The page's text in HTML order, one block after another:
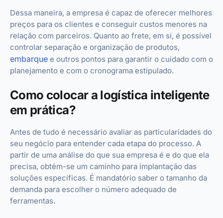
Dessa maneira, a empresa é capaz de oferecer melhores
preços para os clientes e conseguir custos menores na
relação com parceiros. Quanto ao frete, em si, é possível
controlar separação e organização de produtos,
embarque e outros pontos para garantir o cuidado com o
planejamento e com o cronograma estipulado.
Como colocar a logística inteligente
em prática?
Antes de tudo é necessário avaliar as particularidades do
seu negócio para entender cada etapa do processo. A
partir de uma análise do que sua empresa é e do que ela
precisa, obtém-se um caminho para implantação das
soluções específicas. É mandatório saber o tamanho da
demanda para escolher o número adequado de
ferramentas.